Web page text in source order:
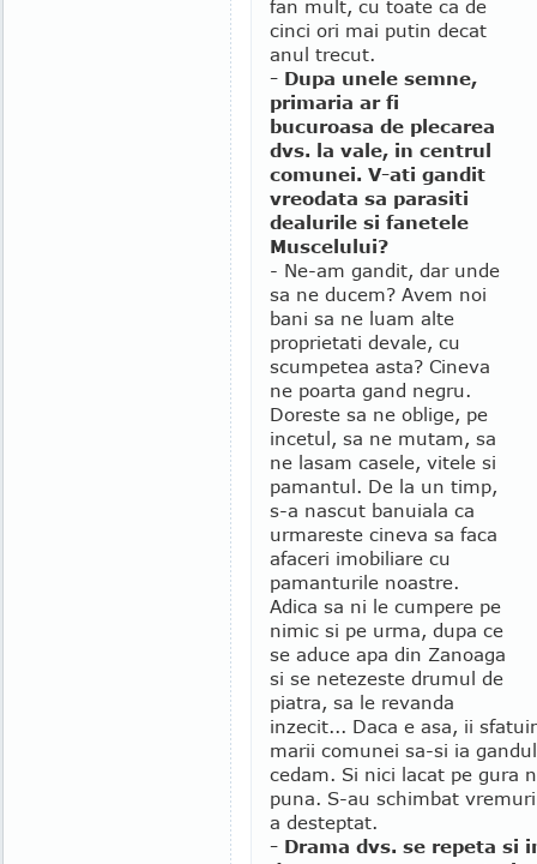
fan mult, cu toate ca de
cinci ori mai putin decat
anul trecut.
- Dupa unele semne,
primaria ar fi
bucuroasa de plecarea
dvs. la vale, in centrul
comunei. V-ati gandit
vreodata sa parasiti
dealurile si fanetele
Muscelului?
- Ne-am gandit, dar unde
sa ne ducem? Avem noi
bani sa ne luam alte
proprietati devale, cu
scumpetea asta? Cineva
ne poarta gand negru.
Doreste sa ne oblige, pe
incetul, sa ne mutam, sa
ne lasam casele, vitele si
pamantul. De la un timp,
s-a nascut banuiala ca
urmareste cineva sa faca
afaceri imobiliare cu
pamanturile noastre.
Adica sa ni le cumpere pe
nimic si pe urma, dupa ce
se aduce apa din Zanoaga
si se netezeste drumul de
piatra, sa le revanda
inzecit... Daca e asa, ii
marii comunei sa-si ia
cedam. Si nici lacat pe gura
puna. S-au schimbat
a desteptat.
- Drama dvs. se repeta si